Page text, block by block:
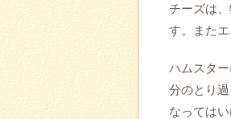
チーズは
す。また
ハムスタ
分のとり
なっては